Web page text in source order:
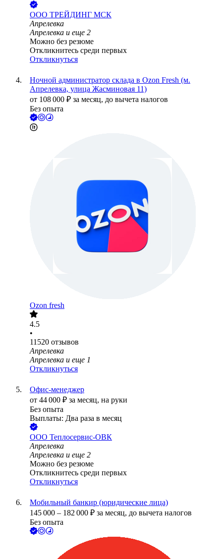
ООО ТРЕЙДИНГ МСК
Апрелевка
Апрелевка и еще 2
Можно без резюме
Откликнитесь среди первых
Откликнуться
Ночной администратор склада в Ozon Fresh (м.
Апрелевка, улица Жасминовая 11)
от 108 000 ₽ за месяц, до вычета налогов
Без опыта
Ozon fresh
4.5
•
11520 отзывов
Апрелевка
Апрелевка и еще 1
Откликнуться
Офис-менеджер
от 44 000 ₽ за месяц, на руки
Без опыта
Выплаты: Два раза в месяц
ООО Теплосервис-ОВК
Апрелевка
Апрелевка и еще 2
Можно без резюме
Откликнитесь среди первых
Откликнуться
Мобильный банкир (юридические лица)
145 000 – 182 000 ₽ за месяц, до вычета налогов
Без опыта